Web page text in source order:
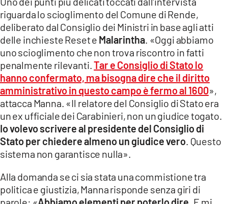
riguarda lo scioglimento del Comune di Rende,
deliberato dal Consiglio dei Ministri in base agli atti
delle inchieste Reset e Malarintha. «Oggi abbiamo
uno scioglimento che non trova riscontro in fatti
penalmente rilevanti.Tar e Consiglio di Stato lo
hanno confermato, ma bisogna dire che il diritto
amministrativo in questo campo è fermo al 1600»,
attacca Manna. «Il relatore del Consiglio di Stato era
un ex ufficiale dei Carabinieri, non un giudice togato.
Io volevo scrivere al presidente del Consiglio di
Stato per chiedere almeno un giudice vero . Questo
sistema non garantisce nulla».
Alla domanda se ci sia stata una commistione tra
politica e giustizia, Manna risponde senza giri di